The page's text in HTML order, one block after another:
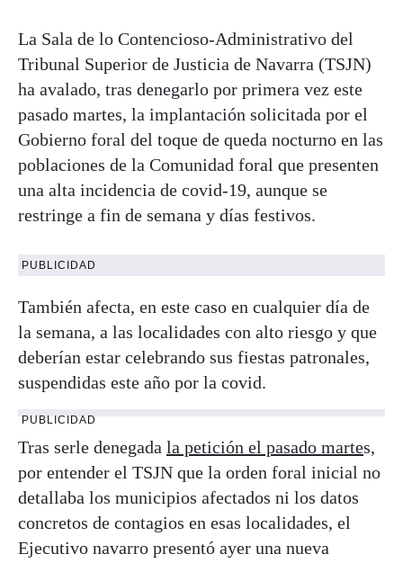
La Sala de lo Contencioso-Administrativo del
Tribunal Superior de Justicia de Navarra (TSJN)
ha avalado, tras denegarlo por primera vez este
pasado martes, la implantación solicitada por el
Gobierno foral del toque de queda nocturno en las
poblaciones de la Comunidad foral que presenten
una alta incidencia de covid-19, aunque se
restringe a fin de semana y días festivos.
PUBLICIDAD
También afecta, en este caso en cualquier día de
la semana, a las localidades con alto riesgo y que
deberían estar celebrando sus fiestas patronales,
suspendidas este año por la covid.
PUBLICIDAD
Tras serle denegada la petición el pasado martes,
por entender el TSJN que la orden foral inicial no
detallaba los municipios afectados ni los datos
concretos de contagios en esas localidades, el
Ejecutivo navarro presentó ayer una nueva